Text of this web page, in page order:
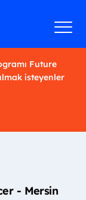
Future
isteyenler
- Mersin